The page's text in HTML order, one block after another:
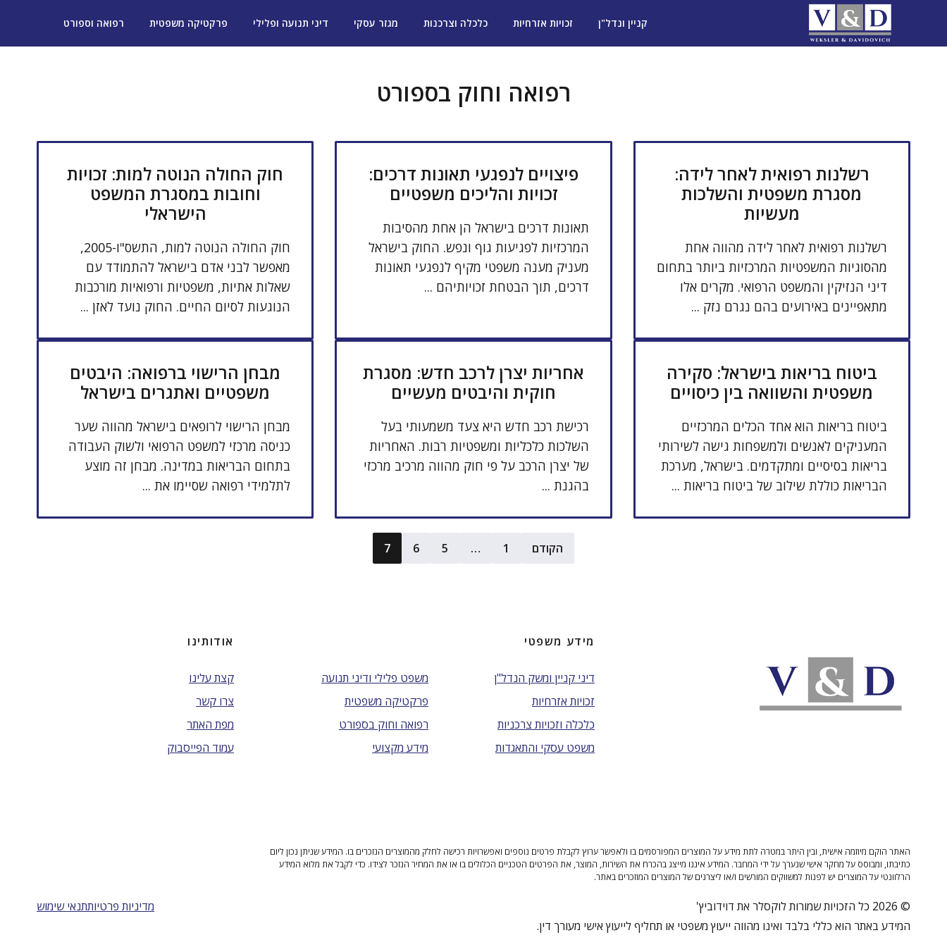
קניין ונדל"ן זכויות אזרחיות כלכלה וצרכנות מגזר עסקי דיני תנועה ופלילי פרקטיקה משפטית רפואה וספורט
רפואה וחוק בספורט
רשלנות רפואית לאחר לידה:
מסגרת משפטית והשלכות
מעשיות
רשלנות רפואית לאחר לידה מהווה אחת
מהסוגיות המשפטיות המרכזיות ביותר בתחום
דיני הנזיקין והמשפט הרפואי. מקרים אלו
מתאפיינים באירועים בהם נגרם נזק ...
פיצויים לנפגעי תאונות דרכים:
זכויות והליכים משפטיים
תאונות דרכים בישראל הן אחת מהסיבות
המרכזיות לפגיעות גוף ונפש. החוק בישראל
מעניק מענה משפטי מקיף לנפגעי תאונות
דרכים, תוך הבטחת זכויותיהם ...
חוק החולה הנוטה למות: זכויות
וחובות במסגרת המשפט
הישראלי
חוק החולה הנוטה למות, התשס"ו-2005,
מאפשר לבני אדם בישראל להתמודד עם
שאלות אתיות, משפטיות ורפואיות מורכבות
הנוגעות לסיום החיים. החוק נועד לאזן ...
ביטוח בריאות בישראל: סקירה
משפטית והשוואה בין כיסויים
ביטוח בריאות הוא אחד הכלים המרכזיים
המעניקים לאנשים ולמשפחות גישה לשירותי
בריאות בסיסיים ומתקדמים. בישראל, מערכת
הבריאות כוללת שילוב של ביטוח בריאות ...
אחריות יצרן לרכב חדש: מסגרת
חוקית והיבטים מעשיים
רכישת רכב חדש היא צעד משמעותי בעל
השלכות כלכליות ומשפטיות רבות. האחריות
של יצרן הרכב על פי חוק מהווה מרכיב מרכזי
בהגנת ...
מבחן הרישוי ברפואה: היבטים
משפטיים ואתגרים בישראל
מבחן הרישוי לרופאים בישראל מהווה שער
כניסה מרכזי למשפט הרפואי ולשוק העבודה
בתחום הבריאות במדינה. מבחן זה מוצע
לתלמידי רפואה שסיימו את ...
הקודם 1
…
5
6
7
מידע משפטי
דיני קניין ומשק הנדל"ן
זכויות אזרחיות
כלכלה וזכויות צרכניות
משפט עסקי והתאגדות
משפט פלילי ודיני תנועה
פרקטיקה משפטית
רפואה וחוק בספורט
מידע מקצועי
אודותינו
קצת עלינו
צרו קשר
מפת האתר
עמוד הפייסבוק
האתר הוקם מיוזמה אישית, ובין היתר במטרה לתת מידע על המוצרים המפורסמים בו ולאפשר ערוץ לקבלת פרטים נוספים ואפשרויות רכישה לחלק מהמוצרים הנזכרים בו. המידע שניתן נכון ליום
כתיבתו, ומבוסס על מחקר אישי שנערך על ידי המחבר. המידע איננו מייצג בהכרח את השירות, המוצר, את הפרטים הטכניים הכלולים בו או את המחיר הנזכר לצידו. כדי לקבל את מלוא המידע
הרלוונטי על המוצרים יש לפנות למשווקים המורשים ו/או ליצרנים של המוצרים המוזכרים באתר.
© 2026 כל הזכויות שמורות לוקסלר את דוידוביץ'
המידע באתר הוא כללי בלבד ואינו מהווה ייעוץ משפטי או תחליף לייעוץ אישי מעורך דין.
מדיניות פרטיותתנאי שימוש